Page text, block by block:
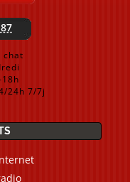
chat
24h 7/7j